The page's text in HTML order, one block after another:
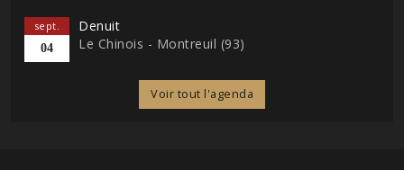
sept.
04
Denuit
Le Chinois - Montreuil (93)
Voir tout l'agenda